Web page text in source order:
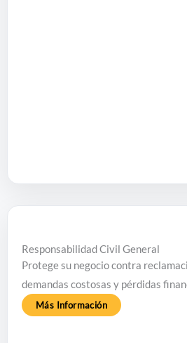
Responsabilidad Civil General
Protege su negocio contra
demandas costosas y pérdidas
Más Información